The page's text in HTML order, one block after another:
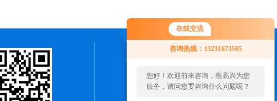
在线交流
咨询热线：13231673505
您好！欢迎前来咨询，很高兴为您
服务，请问您要咨询什么问题呢？
您好，看您停留很久了，是否找到
了需求产品，您可以直接在线与我
联系我们
24小时热线：